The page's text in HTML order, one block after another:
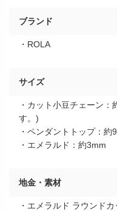
ブランド
・ROLA
サイズ
・カット小豆チェーン
す。)
・ペンダントトップ：約
・エメラルド：約3mm
地金・素材
・エメラルド ラウンドカ